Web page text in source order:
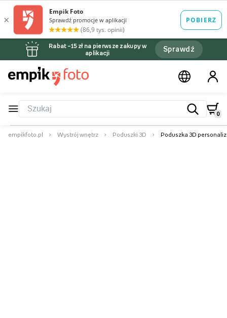
Rabat –15 zł na pierwsze zakupy w
aplikacji
Sprawdź
0
empikfoto.pl Wystrój wnętrz Poduszki 3D Poduszka 3D